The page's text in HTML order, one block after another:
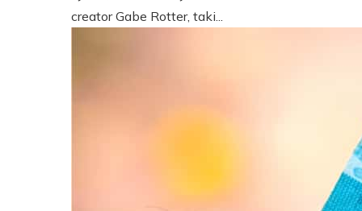
creator Gabe Rotter, taki...